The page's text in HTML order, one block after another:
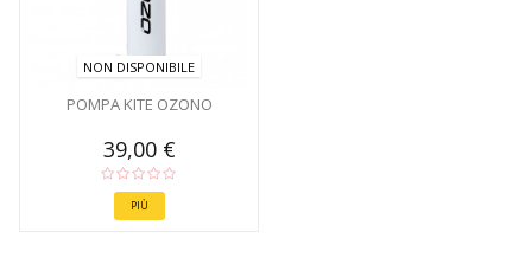
NON DISPONIBILE
POMPA KITE OZONO
39,00 €
PIÙ